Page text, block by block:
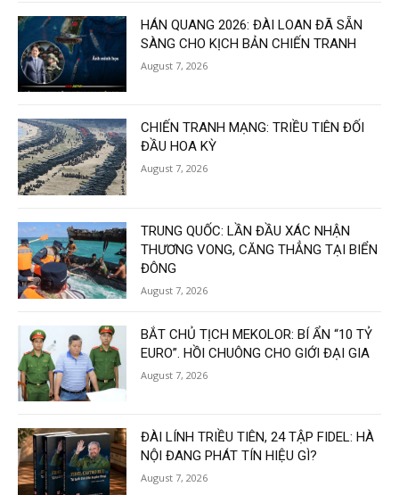
HÁN QUANG 2026: ĐÀI LOAN ĐÃ SẴN
SÀNG CHO KỊCH BẢN CHIẾN TRANH
August 7, 2026
CHIẾN TRANH MẠNG: TRIỀU TIÊN ĐỐI
ĐẦU HOA KỲ
August 7, 2026
TRUNG QUỐC: LẦN ĐẦU XÁC NHẬN
THƯƠNG VONG, CĂNG THẲNG TẠI BIỂN
ĐÔNG
August 7, 2026
BẮT CHỦ TỊCH MEKOLOR: BÍ ẨN “10 TỶ
EURO”. HỒI CHUÔNG CHO GIỚI ĐẠI GIA
August 7, 2026
ĐÀI LÍNH TRIỀU TIÊN, 24 TẬP FIDEL: HÀ
NỘI ĐANG PHÁT TÍN HIỆU GÌ?
August 7, 2026